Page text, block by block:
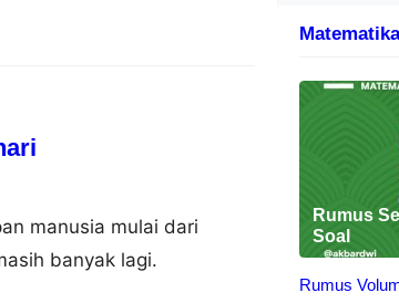
manusia mulai dari
banyak lagi.
Matematika
Rumus
Soal
Rumus